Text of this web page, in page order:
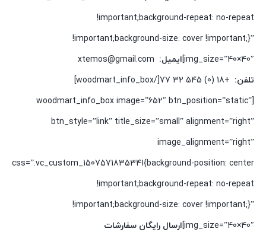
!important;background-repeat: no-repeat
!important;background-size: cover !important;}”
img_size=”40×40″] ایمیل: xtemos@gmail.com
تلفن:
+18 (0) 545 77 32[/woodmart_info_box]
[woodmart_info_box image=”652″ btn_position=”static”
btn_style=”link” title_size=”small” alignment=”right”
image_alignment=”right”
css=”.vc_custom_1507571835341{background-position: center
!important;background-repeat: no-repeat
!important;background-size: cover !important;}”
img_size=”40×40″] ارسال رایگان سفارشات